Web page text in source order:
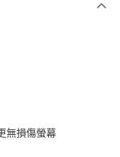
無損傷螢幕